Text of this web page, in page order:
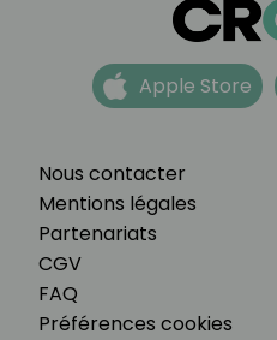
Nous contacter
Mentions légales
Partenariats
CGV
FAQ
Préférences cookies
Apple Store